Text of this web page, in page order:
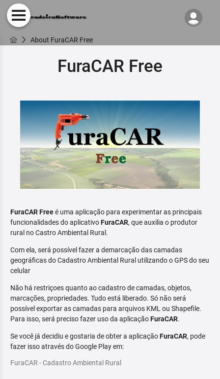
About FuraCAR Free
FuraCAR Free
FuraCAR Freeé uma aplicação para experimentar as principais
funcionalidades do aplicativoFuraCAR, que auxilia o produtor
rural no Castro Ambiental Rural.
Com ela, será possível fazer a demarcação das camadas
geográficas do Cadastro Ambiental Rural utilizando o GPS do seu
celular
Não há restriçoes quanto ao cadastro de camadas, objetos,
marcações, propriedades. Tudo está liberado. Só não será
possível exportar as camadas para arquivos KML ou Shapefile.
Para isso, será preciso fazer uso da aplicaçãoFuraCAR.
Se você já decidiu e gostaria de obter a aplicaçãoFuraCAR, pode
fazer isso através do Google Play em:
FuraCAR - Cadastro Ambiental Rural